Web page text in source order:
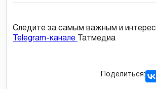
Следите за самым важным и
Telegram-канале
Татмедиа
Поделиться: